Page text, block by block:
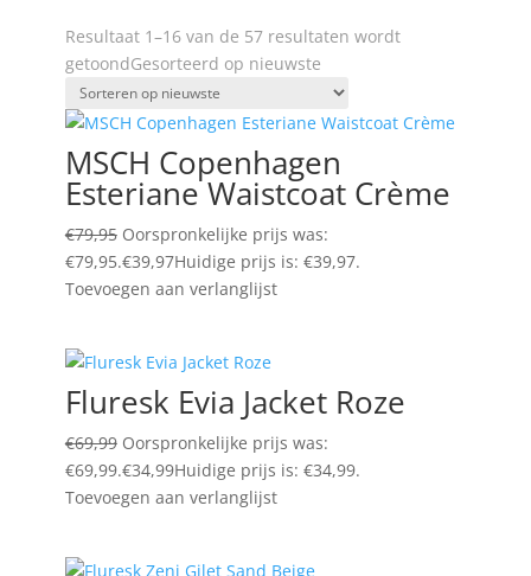
Resultaat 1–16 van de 57 resultaten wordt
getoondGesorteerd op nieuwste
MSCH Copenhagen
Esteriane Waistcoat Crème
€79,95 Oorspronkelijke prijs was:
€79,95.€39,97Huidige prijs is: €39,97.
Toevoegen aan verlanglijst
Fluresk Evia Jacket Roze
€69,99 Oorspronkelijke prijs was:
€69,99.€34,99Huidige prijs is: €34,99.
Toevoegen aan verlanglijst